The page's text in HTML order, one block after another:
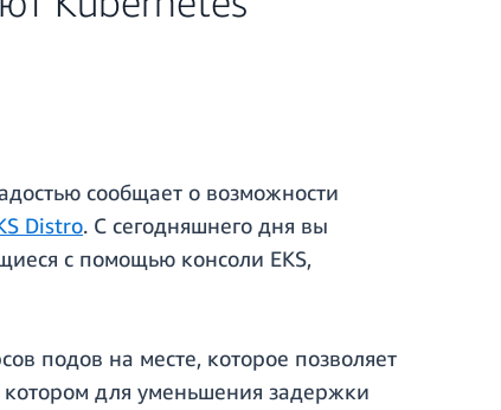
сообщает о возможности
Distro. С сегодняшнего дня вы
с помощью консоли EKS,
подов на месте, которое позволяет
для уменьшения задержки